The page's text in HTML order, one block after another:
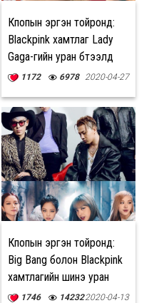
Кпопын эргэн тойронд:
Blackpink хамтлаг Lady
Gaga-гийн уран бүтээлд
хамтарчээ
1172 6978 2020-04-27
Кпопын эргэн тойронд:
Big Bang болон Blackpink
хамтлагийн шинэ уран
бүтээлүүд хойшлогдоно
1746 142322020-04-13